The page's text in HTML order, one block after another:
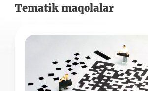
Tematik maqolalar